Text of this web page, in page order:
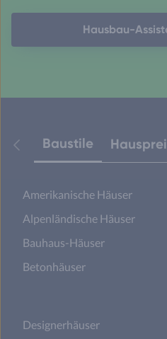
Hausbau-
Baustile
Amerikanische Häuser
Alpenländische Häuser
Bauhaus-Häuser
Betonhäuser
Designerhäuser